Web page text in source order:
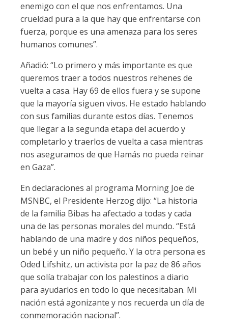
enemigo con el que nos enfrentamos. Una
crueldad pura a la que hay que enfrentarse con
fuerza, porque es una amenaza para los seres
humanos comunes”.
Añadió: “Lo primero y más importante es que
queremos traer a todos nuestros rehenes de
vuelta a casa. Hay 69 de ellos fuera y se supone
que la mayoría siguen vivos. He estado hablando
con sus familias durante estos días. Tenemos
que llegar a la segunda etapa del acuerdo y
completarlo y traerlos de vuelta a casa mientras
nos aseguramos de que Hamás no pueda reinar
en Gaza”.
En declaraciones al programa Morning Joe de
MSNBC, el Presidente Herzog dijo: “La historia
de la familia Bibas ha afectado a todas y cada
una de las personas morales del mundo. “Está
hablando de una madre y dos niños pequeños,
un bebé y un niño pequeño. Y la otra persona es
Oded Lifshitz, un activista por la paz de 86 años
que solía trabajar con los palestinos a diario
para ayudarlos en todo lo que necesitaban. Mi
nación está agonizante y nos recuerda un día de
conmemoración nacional”.